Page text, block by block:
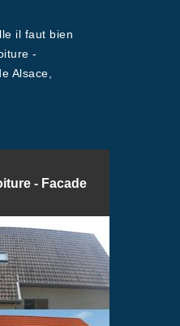
il faut bien
-
Alsace,
- Facade